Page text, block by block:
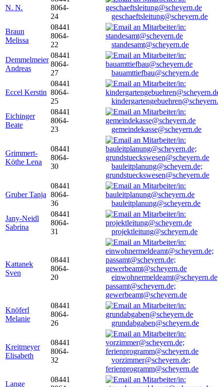
N. N.
8064-
24
geschaeftsleitung@scheyern.de
Braun
Melissa
08441
8064-
22
standesamt@scheyern.de
Demmelmeier
Andreas
08441
8064-
27
bauamttiefbau@scheyern.de
Eccel Kerstin
08441
8064-
25
Eichinger
Beate
08441
8064-
23
gemeindekasse@scheyern.de
Grimmert-
Köthe Lena
08441
8064-
30
bauleitplanung@scheyern.de;
grundstueckswesen@scheyern.de
Gruber Tanja
08441
8064-
36
bauleitplanung@scheyern.de
Jany-Neidl
Sabrina
08441
8064-
31
projektleitung@scheyern.de
Kattanek
Sven
08441
8064-
20
passamt@scheyern.de;
gewerbeamt@scheyern.de
Knöferl
Melanie
08441
8064-
26
grundabgaben@scheyern.de
Kreitmeyer
Elisabeth
08441
8064-
32
vorzimmer@scheyern.de;
ferienprogramm@scheyern.de
Lange
08441